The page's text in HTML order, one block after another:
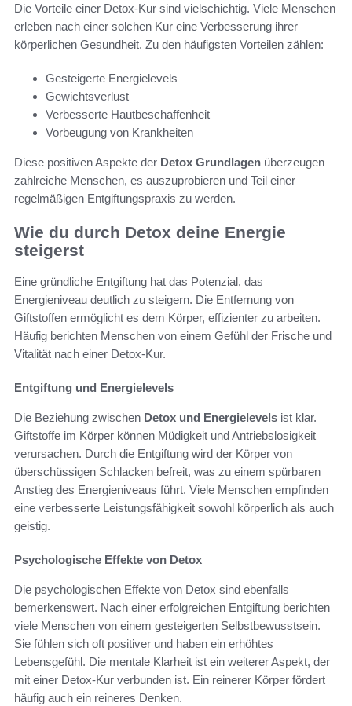
Die Vorteile einer Detox-Kur sind vielschichtig. Viele Menschen
erleben nach einer solchen Kur eine Verbesserung ihrer
körperlichen Gesundheit. Zu den häufigsten Vorteilen zählen:
Gesteigerte Energielevels
Gewichtsverlust
Verbesserte Hautbeschaffenheit
Vorbeugung von Krankheiten
Diese positiven Aspekte der Detox Grundlagen überzeugen
zahlreiche Menschen, es auszuprobieren und Teil einer
regelmäßigen Entgiftungspraxis zu werden.
Wie du durch Detox deine Energie
steigerst
Eine gründliche Entgiftung hat das Potenzial, das
Energieniveau deutlich zu steigern. Die Entfernung von
Giftstoffen ermöglicht es dem Körper, effizienter zu arbeiten.
Häufig berichten Menschen von einem Gefühl der Frische und
Vitalität nach einer Detox-Kur.
Entgiftung und Energielevels
Die Beziehung zwischen Detox und Energielevels ist klar.
Giftstoffe im Körper können Müdigkeit und Antriebslosigkeit
verursachen. Durch die Entgiftung wird der Körper von
überschüssigen Schlacken befreit, was zu einem spürbaren
Anstieg des Energieniveaus führt. Viele Menschen empfinden
eine verbesserte Leistungsfähigkeit sowohl körperlich als auch
geistig.
Psychologische Effekte von Detox
Die psychologischen Effekte von Detox sind ebenfalls
bemerkenswert. Nach einer erfolgreichen Entgiftung berichten
viele Menschen von einem gesteigerten Selbstbewusstsein.
Sie fühlen sich oft positiver und haben ein erhöhtes
Lebensgefühl. Die mentale Klarheit ist ein weiterer Aspekt, der
mit einer Detox-Kur verbunden ist. Ein reinerer Körper fördert
häufig auch ein reineres Denken.